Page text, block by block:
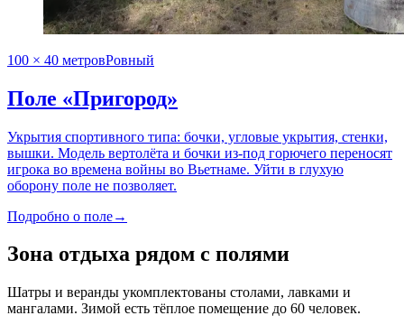
100 × 40 метровРовный
Поле «Пригород»
Укрытия спортивного типа: бочки, угловые укрытия, стенки,
вышки. Модель вертолёта и бочки из-под горючего переносят
игрока во времена войны во Вьетнаме. Уйти в глухую
оборону поле не позволяет.
Подробно о поле→
Зона отдыха рядом с полями
Шатры и веранды укомплектованы столами, лавками и
мангалами. Зимой есть тёплое помещение до 60 человек.